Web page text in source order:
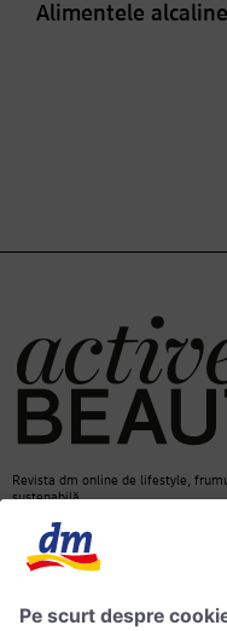
Alimentele
Revista dm online de lifestyle,
sustenabilă.